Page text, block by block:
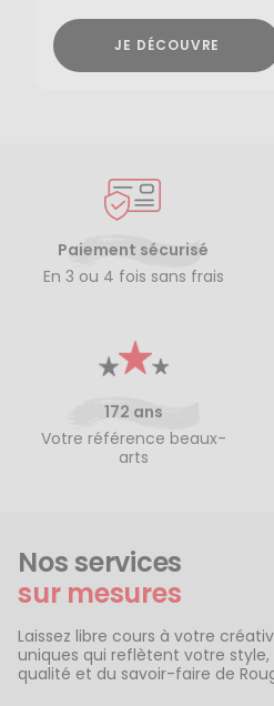
JE DÉCOUVRE
Paiement sécurisé
En 3 ou 4 fois sans frais
172 ans
Votre référence beaux-
arts
Nos services
sur mesures
Laissez libre cours à votre
uniques qui reflètent votre
qualité et du savoir-faire de